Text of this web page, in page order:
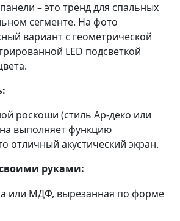
– это тренд для спальных
сегменте. На фото
вариант с геометрической
LED подсветкой
роскоши (стиль Ар-деко или
выполняет функцию
отличный акустический экран.
руками:
или МДФ, вырезанная по форме